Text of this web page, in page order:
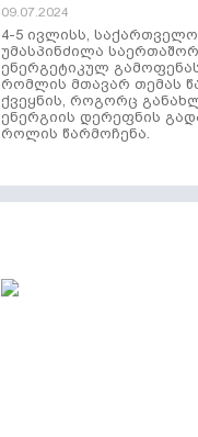
09.07.2024
4-5 ივლისს,
უმასპინძილა
ენერგეტიკულ
რომლის მთავარ თემას
ქვეყნის, როგორც
ენერგიის დერეფნის
როლის წარმოჩენა.